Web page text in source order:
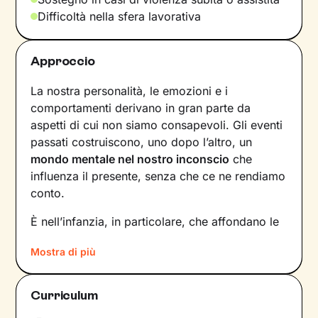
Difficoltà nella sfera lavorativa
Approccio
La nostra personalità, le emozioni e i
comportamenti derivano in gran parte da
aspetti di cui non siamo consapevoli. Gli eventi
passati costruiscono, uno dopo l’altro, un
mondo mentale nel nostro inconscio che
influenza il presente, senza che ce ne rendiamo
conto.
È nell’infanzia, in particolare, che affondano le
e agire: leesperienze vissute in famiglia
infatti, vengono apprese, memorizzate e
riproposte nelle relazioni successive.
Mostra di più
Curriculum